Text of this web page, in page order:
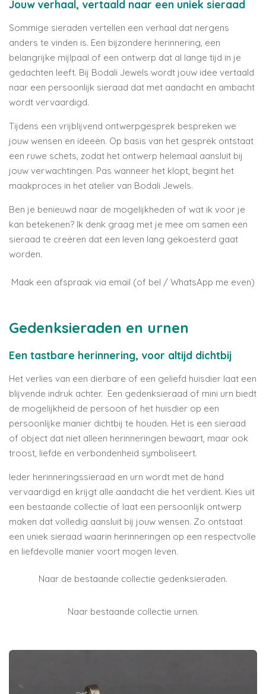
Jouw verhaal, vertaald naar een uniek sieraad
Sommige sieraden vertellen een verhaal dat nergens
anders te vinden is. Een bijzondere herinnering, een
belangrijke mijlpaal of een ontwerp dat al lange tijd in je
gedachten leeft. Bij Bodali Jewels wordt jouw idee vertaald
naar een persoonlijk sieraad dat met aandacht en ambacht
wordt vervaardigd.
Tijdens een vrijblijvend ontwerpgesprek bespreken we
jouw wensen en ideeën. Op basis van het gesprek ontstaat
een ruwe schets, zodat het ontwerp helemaal aansluit bij
jouw verwachtingen. Pas wanneer het klopt, begint het
maakproces in het atelier van Bodali Jewels.
Ben je benieuwd naar de mogelijkheden of wat ik voor je
kan betekenen? Ik denk graag met je mee om samen een
sieraad te creëren dat een leven lang gekoesterd gaat
worden.
Maak een afspraak via email (of bel / WhatsApp me even)
Gedenksieraden en urnen
Een tastbare herinnering, voor altijd dichtbij
Het verlies van een dierbare of een geliefd huisdier laat een
blijvende indruk achter. Een gedenksieraad of mini urn biedt
de mogelijkheid de persoon of het huisdier op een
persoonlijke manier dichtbij te houden. Het is een sieraad
of object dat niet alleen herinneringen bewaart, maar ook
troost, liefde en verbondenheid symboliseert.
Ieder herinneringssieraad en urn wordt met de hand
vervaardigd en krijgt alle aandacht die het verdient. Kies uit
een bestaande collectie of laat een persoonlijk ontwerp
maken dat volledig aansluit bij jouw wensen. Zo ontstaat
een uniek sieraad waarin herinneringen op een respectvolle
en liefdevolle manier voort mogen leven.
Naar de bestaande collectie gedenksieraden.
Naar bestaande collectie urnen.